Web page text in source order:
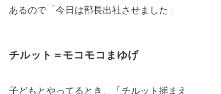
あるので「今日は部長出社させました」
チルット＝モコモコまゆげ
子どもとやってるとき、「チルット捕まえ